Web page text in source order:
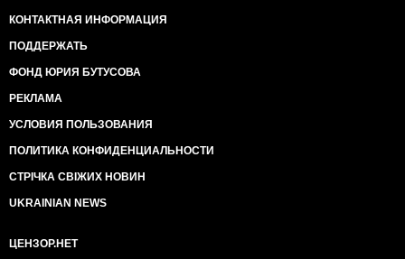
КОНТАКТНАЯ ИНФОРМАЦИЯ
ПОДДЕРЖАТЬ
ФОНД ЮРИЯ БУТУСОВА
РЕКЛАМА
УСЛОВИЯ ПОЛЬЗОВАНИЯ
ПОЛИТИКА КОНФИДЕНЦИАЛЬНОСТИ
СТРІЧКА СВІЖИХ НОВИН
UKRAINIAN NEWS
ЦЕНЗОР.НЕТ